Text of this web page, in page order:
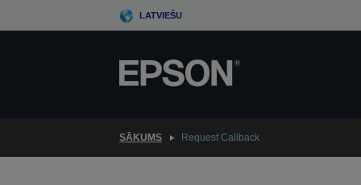
to
LATVIEŠU
SĀKUMS Request Callback